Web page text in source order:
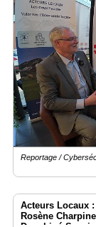
Reportage /
Acteurs Locaux
Rosène